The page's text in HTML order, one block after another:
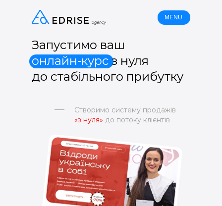
MENU
Запустимо ваш
онлайн-курсз нуля
до стабільного прибутку
Створимо систему продажів
«з нуля» до потоку клієнтів